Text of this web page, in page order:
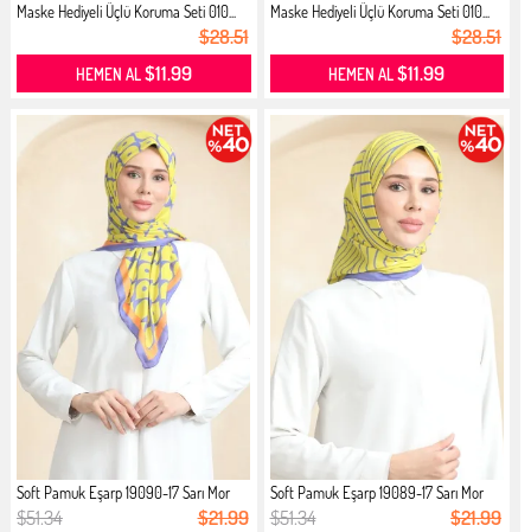
Maske Hediyeli Üçlü Koruma Seti 010...
$28.51
HEMEN AL$11.99
Maske Hediyeli Üçlü Koruma Seti 010...
$28.51
HEMEN AL$11.99
Soft Pamuk Eşarp 19090-17 Sarı Mor
$51.34 $21.99
Soft Pamuk Eşarp 19089-17 Sarı Mor
$51.34 $21.99